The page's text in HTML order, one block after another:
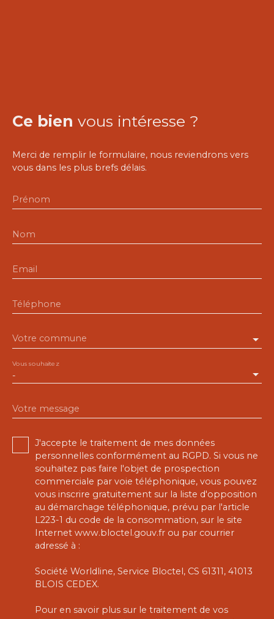
Ce bien vous intéresse ?
Merci de remplir le formulaire, nous reviendrons vers
vous dans les plus brefs délais.
Prénom
Nom
Email
Téléphone
Votre commune
-
Vous souhaitez
Votre message
J'accepte le traitement de mes données
personnelles conformément au RGPD. Si vous ne
souhaitez pas faire l'objet de prospection
commerciale par voie téléphonique, vous pouvez
vous inscrire gratuitement sur la liste d'opposition
au démarchage téléphonique, prévu par l'article
L223-1 du code de la consommation, sur le site
Internet www.bloctel.gouv.fr ou par courrier
adressé à :
Société Worldline, Service Bloctel, CS 61311, 41013
BLOIS CEDEX.
Pour en savoir plus sur le traitement de vos